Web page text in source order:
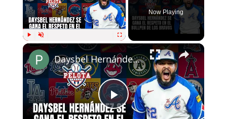
Play Unmute Fullscreen
Now Playing
Play
Daysbel Hernández se gana el respeto en el bullpen de Atlanta